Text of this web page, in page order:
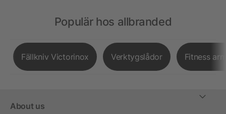
Populär hos allbranded
Fällkniv Victorinox Verktygslådor Fitness
About us